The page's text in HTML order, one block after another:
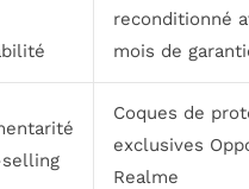
reconditionné
mois de
Coques de
exclusives
Realme